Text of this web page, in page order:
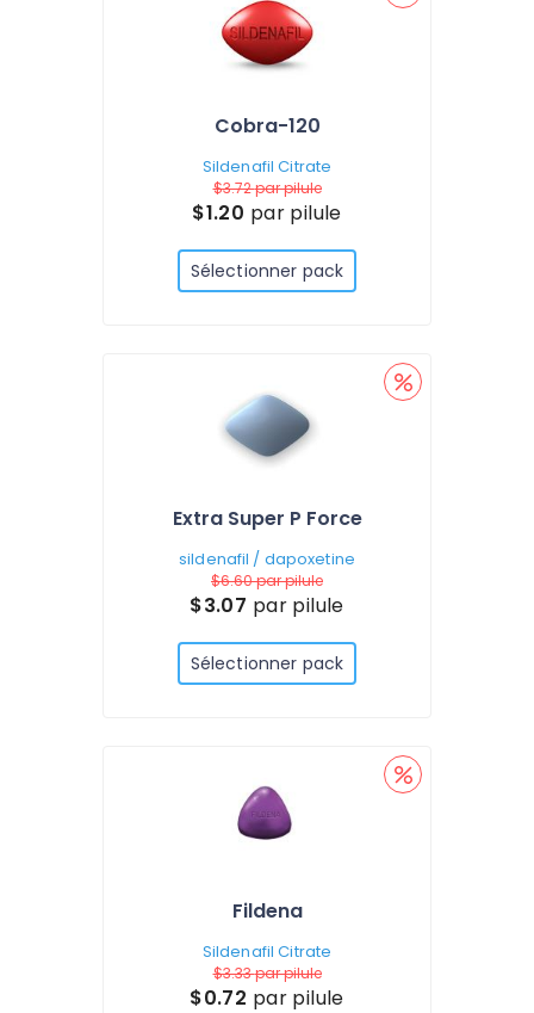
Cobra-120
Sildenafil Citrate
$3.72par pilule
$1.20 par pilule
Sélectionner pack
Extra Super P Force
sildenafil / dapoxetine
$6.60par pilule
$3.07 par pilule
Sélectionner pack
Fildena
Sildenafil Citrate
$3.33par pilule
$0.72 par pilule